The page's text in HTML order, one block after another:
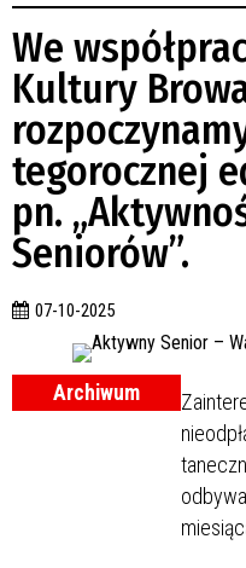
We
Kultury
tegorocznej
pn.
Seniorów”.
07-10-2025
Archiwum